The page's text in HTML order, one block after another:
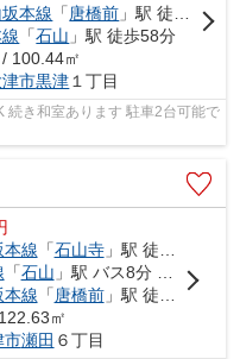
本線 「唐橋前 」駅 徒歩47分
「石山 」駅 徒歩58分
100.44㎡
津市黒津１丁目
続き和室あります 駐車2台可能で
本線 「石山寺」駅 徒歩33分
「石山 」駅 バス8分 「自動車教習所前」 停歩4分
本線 「唐橋前」駅 徒歩39分
㎡
市瀬田 ６丁目